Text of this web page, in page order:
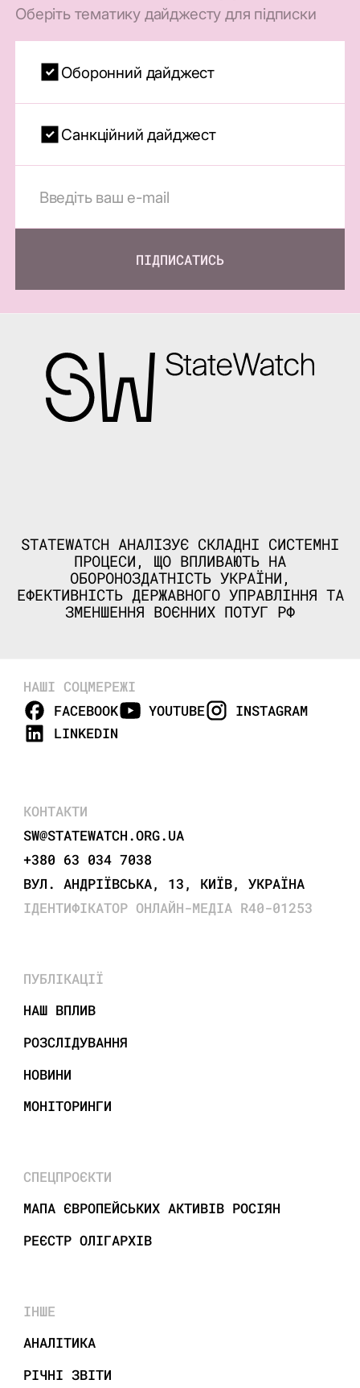
Оберіть тематику дайджесту для підписки
Оборонний дайджест
Санкційний дайджест
ПІДПИСАТИСЬ
STATEWATCH АНАЛІЗУЄ СКЛАДНІ СИСТЕМНІ
ПРОЦЕСИ, ЩО ВПЛИВАЮТЬ НА
ОБОРОНОЗДАТНІСТЬ УКРАЇНИ,
ЕФЕКТИВНІСТЬ ДЕРЖАВНОГО УПРАВЛІННЯ ТА
ЗМЕНШЕННЯ ВОЄННИХ ПОТУГ РФ
НАШІ СОЦМЕРЕЖІ
FACEBOOK
YOUTUBE
INSTAGRAM
LINKEDIN
КОНТАКТИ
SW@STATEWATCH.ORG.UA
+380 63 034 7038
ВУЛ. АНДРІЇВСЬКА, 13, КИЇВ, УКРАЇНА
ІДЕНТИФІКАТОР ОНЛАЙН-МЕДІА R40-01253
ПУБЛІКАЦІЇ
НАШ ВПЛИВ
РОЗСЛІДУВАННЯ
НОВИНИ
МОНІТОРИНГИ
СПЕЦПРОЄКТИ
МАПА ЄВРОПЕЙСЬКИХ АКТИВІВ РОСІЯН
РЕЄСТР ОЛІГАРХІВ
ІНШЕ
АНАЛІТИКА
РІЧНІ ЗВІТИ